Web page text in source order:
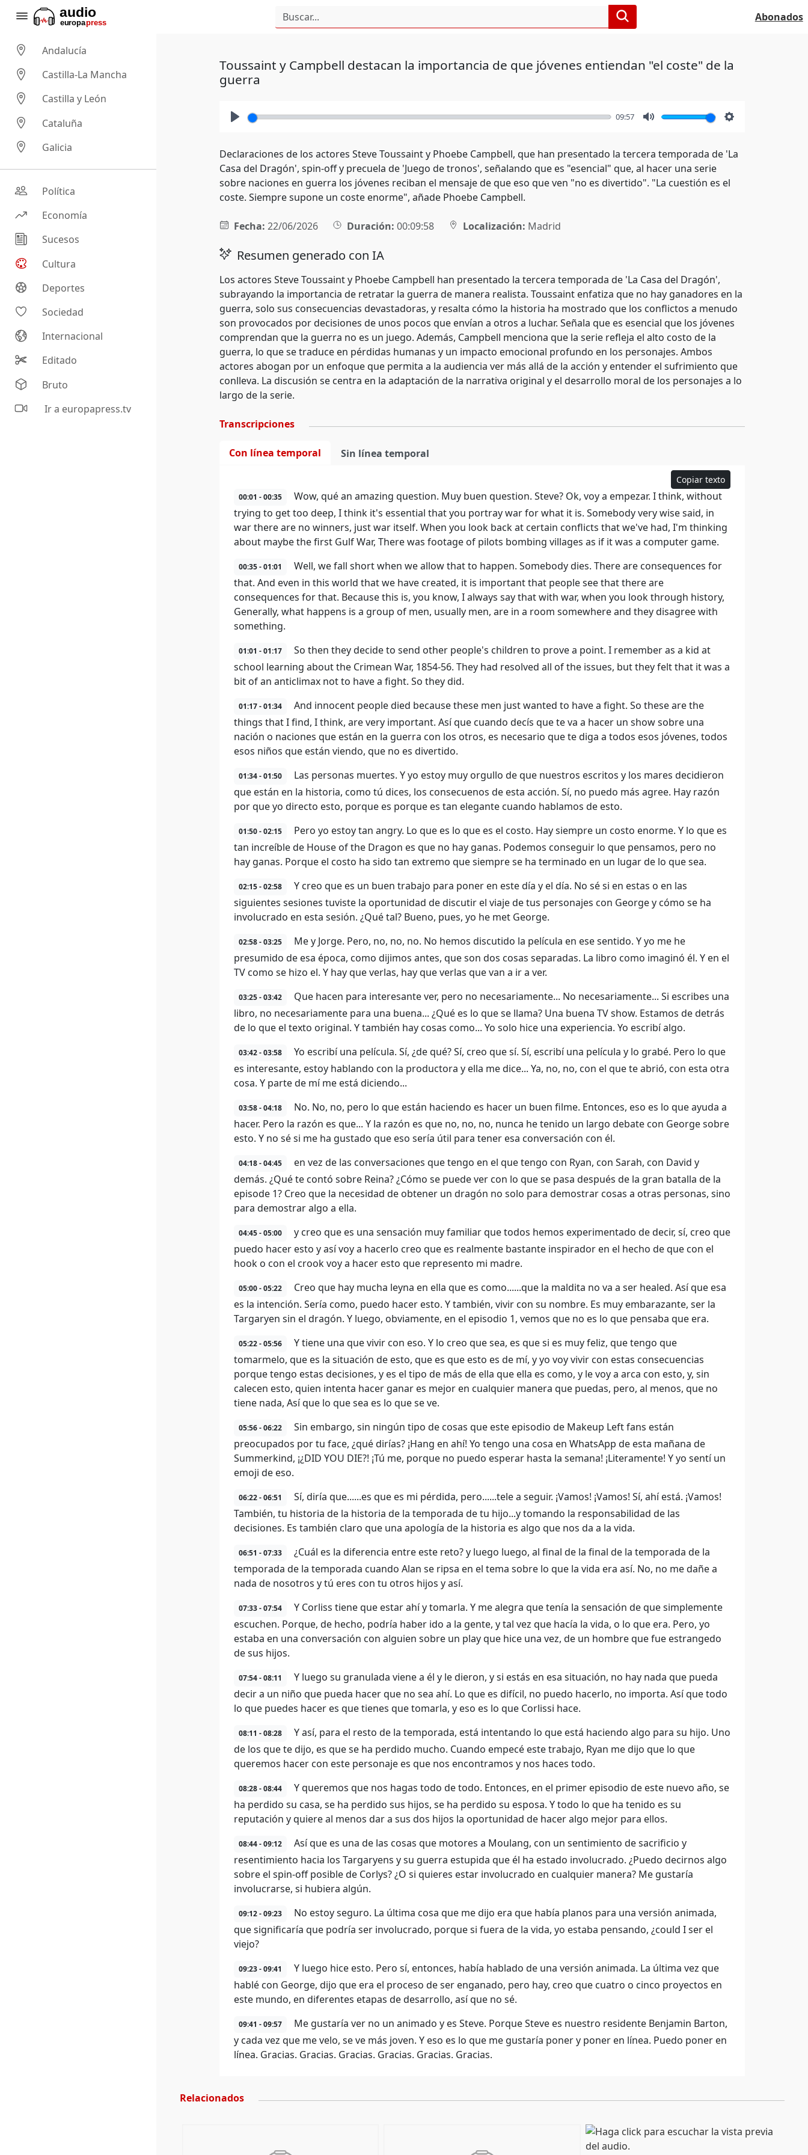
Abonados
Andalucía
Castilla-La Mancha
Castilla y León
Cataluña
Galicia
Política
Economía
Sucesos
Cultura
Deportes
Sociedad
Internacional
Editado
Bruto
Ir a europapress.tv
Toussaint y Campbell destacan la importancia de que jóvenes entiendan "el coste" de la
guerra
09:57
Declaraciones de los actores Steve Toussaint y Phoebe Campbell, que han presentado la tercera temporada de 'La
Casa del Dragón', spin-off y precuela de 'Juego de tronos', señalando que es "esencial" que, al hacer una serie
sobre naciones en guerra los jóvenes reciban el mensaje de que eso que ven "no es divertido". "La cuestión es el
coste. Siempre supone un coste enorme", añade Phoebe Campbell.
Fecha: 22/06/2026 Duración: 00:09:58 Localización: Madrid
Resumen generado con IA
Los actores Steve Toussaint y Phoebe Campbell han presentado la tercera temporada de 'La Casa del Dragón',
subrayando la importancia de retratar la guerra de manera realista. Toussaint enfatiza que no hay ganadores en la
guerra, solo sus consecuencias devastadoras, y resalta cómo la historia ha mostrado que los conflictos a menudo
son provocados por decisiones de unos pocos que envían a otros a luchar. Señala que es esencial que los jóvenes
comprendan que la guerra no es un juego. Además, Campbell menciona que la serie refleja el alto costo de la
guerra, lo que se traduce en pérdidas humanas y un impacto emocional profundo en los personajes. Ambos
actores abogan por un enfoque que permita a la audiencia ver más allá de la acción y entender el sufrimiento que
conlleva. La discusión se centra en la adaptación de la narrativa original y el desarrollo moral de los personajes a lo
largo de la serie.
Transcripciones
Con línea temporal Sin línea temporal
Copiar texto
00:01 - 00:35
Wow, qué an amazing question. Muy buen question. Steve? Ok, voy a empezar. I think, without
trying to get too deep, I think it's essential that you portray war for what it is. Somebody very wise said, in
war there are no winners, just war itself. When you look back at certain conflicts that we've had, I'm thinking
about maybe the first Gulf War, There was footage of pilots bombing villages as if it was a computer game.
00:35 - 01:01
Well, we fall short when we allow that to happen. Somebody dies. There are consequences for
that. And even in this world that we have created, it is important that people see that there are
consequences for that. Because this is, you know, I always say that with war, when you look through history,
Generally, what happens is a group of men, usually men, are in a room somewhere and they disagree with
something.
01:01 - 01:17
So then they decide to send other people's children to prove a point. I remember as a kid at
school learning about the Crimean War, 1854-56. They had resolved all of the issues, but they felt that it was a
bit of an anticlimax not to have a fight. So they did.
01:17 - 01:34
And innocent people died because these men just wanted to have a fight. So these are the
things that I find, I think, are very important. Así que cuando decís que te va a hacer un show sobre una
nación o naciones que están en la guerra con los otros, es necesario que te diga a todos esos jóvenes, todos
esos niños que están viendo, que no es divertido.
01:34 - 01:50
Las personas muertes. Y yo estoy muy orgullo de que nuestros escritos y los mares decidieron
que están en la historia, como tú dices, los consecuenos de esta acción. Sí, no puedo más agree. Hay razón
por que yo directo esto, porque es porque es tan elegante cuando hablamos de esto.
01:50 - 02:15
Pero yo estoy tan angry. Lo que es lo que es el costo. Hay siempre un costo enorme. Y lo que es
tan increíble de House of the Dragon es que no hay ganas. Podemos conseguir lo que pensamos, pero no
hay ganas. Porque el costo ha sido tan extremo que siempre se ha terminado en un lugar de lo que sea.
02:15 - 02:58
Y creo que es un buen trabajo para poner en este día y el día. No sé si en estas o en las
siguientes sesiones tuviste la oportunidad de discutir el viaje de tus personajes con George y cómo se ha
involucrado en esta sesión. ¿Qué tal? Bueno, pues, yo he met George.
02:58 - 03:25
Me y Jorge. Pero, no, no, no. No hemos discutido la película en ese sentido. Y yo me he
presumido de esa época, como dijimos antes, que son dos cosas separadas. La libro como imaginó él. Y en el
TV como se hizo el. Y hay que verlas, hay que verlas que van a ir a ver.
03:25 - 03:42
Que hacen para interesante ver, pero no necesariamente... No necesariamente... Si escribes una
libro, no necesariamente para una buena... ¿Qué es lo que se llama? Una buena TV show. Estamos de detrás
de lo que el texto original. Y también hay cosas como... Yo solo hice una experiencia. Yo escribí algo.
03:42 - 03:58
Yo escribí una película. Sí, ¿de qué? Sí, creo que sí. Sí, escribí una película y lo grabé. Pero lo que
es interesante, estoy hablando con la productora y ella me dice... Ya, no, no, con el que te abrió, con esta otra
cosa. Y parte de mí me está diciendo...
03:58 - 04:18
No. No, no, pero lo que están haciendo es hacer un buen filme. Entonces, eso es lo que ayuda a
hacer. Pero la razón es que... Y la razón es que no, no, no, nunca he tenido un largo debate con George sobre
esto. Y no sé si me ha gustado que eso sería útil para tener esa conversación con él.
04:18 - 04:45
en vez de las conversaciones que tengo en el que tengo con Ryan, con Sarah, con David y
demás. ¿Qué te contó sobre Reina? ¿Cómo se puede ver con lo que se pasa después de la gran batalla de la
episode 1? Creo que la necesidad de obtener un dragón no solo para demostrar cosas a otras personas, sino
para demostrar algo a ella.
04:45 - 05:00
y creo que es una sensación muy familiar que todos hemos experimentado de decir, sí, creo que
puedo hacer esto y así voy a hacerlo creo que es realmente bastante inspirador en el hecho de que con el
hook o con el crook voy a hacer esto que represento mi madre.
05:00 - 05:22
Creo que hay mucha leyna en ella que es como......que la maldita no va a ser healed. Así que esa
es la intención. Sería como, puedo hacer esto. Y también, vivir con su nombre. Es muy embarazante, ser la
Targaryen sin el dragón. Y luego, obviamente, en el episodio 1, vemos que no es lo que pensaba que era.
05:22 - 05:56
Y tiene una que vivir con eso. Y lo creo que sea, es que si es muy feliz, que tengo que
tomarmelo, que es la situación de esto, que es que esto es de mí, y yo voy vivir con estas consecuencias
porque tengo estas decisiones, y es el tipo de más de ella que ella es como, y le voy a arca con esto, y, sin
calecen esto, quien intenta hacer ganar es mejor en cualquier manera que puedas, pero, al menos, que no
tiene nada, Así que lo que sea es lo que se ve.
05:56 - 06:22
Sin embargo, sin ningún tipo de cosas que este episodio de Makeup Left fans están
preocupados por tu face, ¿qué dirías? ¡Hang en ahí! Yo tengo una cosa en WhatsApp de esta mañana de
Summerkind, ¡¿DID YOU DIE?! ¡Tú me, porque no puedo esperar hasta la semana! ¡Literamente! Y yo sentí un
emoji de eso.
06:22 - 06:51
Sí, diría que......es que es mi pérdida, pero......tele a seguir. ¡Vamos! ¡Vamos! Sí, ahí está. ¡Vamos!
También, tu historia de la historia de la temporada de tu hijo...y tomando la responsabilidad de las
decisiones. Es también claro que una apología de la historia es algo que nos da a la vida.
06:51 - 07:33
¿Cuál es la diferencia entre este reto? y luego luego, al final de la final de la temporada de la
temporada de la temporada cuando Alan se ripsa en el tema sobre lo que la vida era así. No, no me dañe a
nada de nosotros y tú eres con tu otros hijos y así.
07:33 - 07:54
Y Corliss tiene que estar ahí y tomarla. Y me alegra que tenía la sensación de que simplemente
escuchen. Porque, de hecho, podría haber ido a la gente, y tal vez que hacía la vida, o lo que era. Pero, yo
estaba en una conversación con alguien sobre un play que hice una vez, de un hombre que fue estrangedo
de sus hijos.
07:54 - 08:11
Y luego su granulada viene a él y le dieron, y si estás en esa situación, no hay nada que pueda
decir a un niño que pueda hacer que no sea ahí. Lo que es difícil, no puedo hacerlo, no importa. Así que todo
lo que puedes hacer es que tienes que tomarla, y eso es lo que Corlissi hace.
08:11 - 08:28
Y así, para el resto de la temporada, está intentando lo que está haciendo algo para su hijo. Uno
de los que te dijo, es que se ha perdido mucho. Cuando empecé este trabajo, Ryan me dijo que lo que
queremos hacer con este personaje es que nos encontramos y nos haces todo.
08:28 - 08:44
Y queremos que nos hagas todo de todo. Entonces, en el primer episodio de este nuevo año, se
ha perdido su casa, se ha perdido sus hijos, se ha perdido su esposa. Y todo lo que ha tenido es su
reputación y quiere al menos dar a sus dos hijos la oportunidad de hacer algo mejor para ellos.
08:44 - 09:12
Así que es una de las cosas que motores a Moulang, con un sentimiento de sacrificio y
resentimiento hacia los Targaryens y su guerra estupida que él ha estado involucrado. ¿Puedo decirnos algo
sobre el spin-off posible de Corlys? ¿O si quieres estar involucrado en cualquier manera? Me gustaría
involucrarse, si hubiera algún.
09:12 - 09:23
No estoy seguro. La última cosa que me dijo era que había planos para una versión animada,
que significaría que podría ser involucrado, porque si fuera de la vida, yo estaba pensando, ¿could I ser el
viejo?
09:23 - 09:41
Y luego hice esto. Pero sí, entonces, había hablado de una versión animada. La última vez que
hablé con George, dijo que era el proceso de ser enganado, pero hay, creo que cuatro o cinco proyectos en
este mundo, en diferentes etapas de desarrollo, así que no sé.
09:41 - 09:57
Me gustaría ver no un animado y es Steve. Porque Steve es nuestro residente Benjamin Barton,
y cada vez que me velo, se ve más joven. Y eso es lo que me gustaría poner y poner en línea. Puedo poner en
línea. Gracias. Gracias. Gracias. Gracias. Gracias. Gracias.
Relacionados